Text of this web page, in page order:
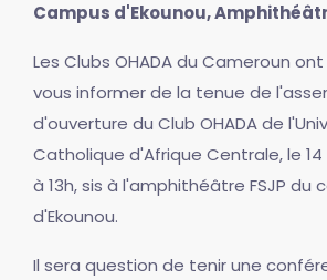
Campus d'Ekounou,
Les Clubs OHADA du Cameroun
vous informer de la tenue de
d'ouverture du Club OHADA de
Catholique d'Afrique Centrale, le
à 13h, sis à l'amphithéâtre FSJP du
d'Ekounou.
Il sera question de tenir une